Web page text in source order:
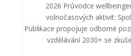
2026 Průvodce
volnočasových aktivit:
Publikace propojuje odborné
vzdělávání 2030+ se